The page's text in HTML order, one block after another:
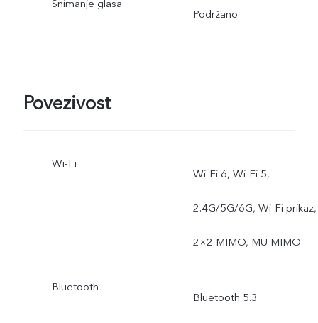
Snimanje glasa
Podržano
Povezivost
Wi-Fi
Wi-Fi 6, Wi-Fi 5,
2.4G/5G/6G, Wi-Fi prikaz,
2×2 MIMO, MU MIMO
Bluetooth
Bluetooth 5.3